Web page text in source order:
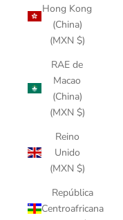
Hong Kong
(China)
(MXN $)
RAE de
Macao
(China)
(MXN $)
Reino
Unido
(MXN $)
República
Centroafricana